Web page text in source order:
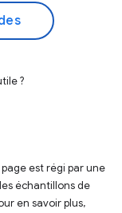
?
est régi par une
échantillons de
en savoir plus,